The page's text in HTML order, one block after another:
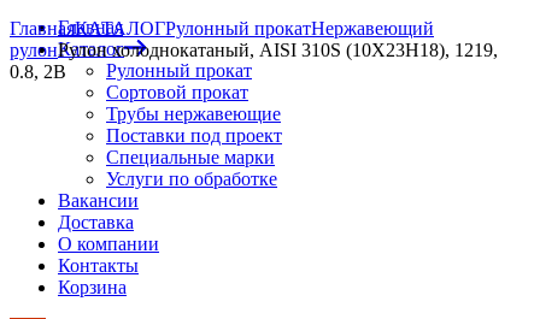
Главная
Каталог
Рулонный прокат
Сортовой прокат
Трубы нержавеющие
Поставки под проект
Специальные марки
Услуги по обработке
Вакансии
Доставка
О компании
Контакты
Корзина
ГлавнаяКАТАЛОГРулонный прокатНержавеющий
рулонРулон холоднокатаный, AISI 310S (10Х23Н18), 1219,
0.8, 2B